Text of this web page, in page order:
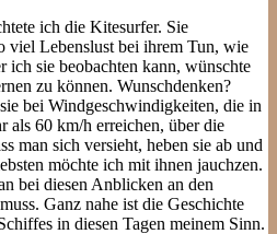
ich die Kitesurfer. Sie
viel Lebenslust bei ihrem Tun, wie
ich sie beobachten kann, wünschte
zu können. Wunschdenken?
bei Windgeschwindigkeiten, die in
als 60 km/h erreichen, über die
man sich versieht, heben sie ab und
möchte ich mit ihnen jauchzen.
bei diesen Anblicken an den
Ganz nahe ist die Geschichte
in diesen Tagen meinem Sinn.